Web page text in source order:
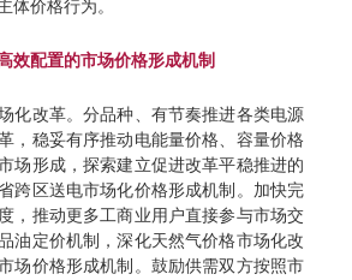
体价格行为。
效配置的市场价格形成机制
化改革。分品种、有节奏推进各类电源
，稳妥有序推动电能量价格、容量价格
场形成，探索建立促进改革平稳推进的
跨区送电市场化价格形成机制。加快完
，推动更多工商业用户直接参与市场交
油定价机制，深化天然气价格市场化改
场价格形成机制。鼓励供需双方按照市